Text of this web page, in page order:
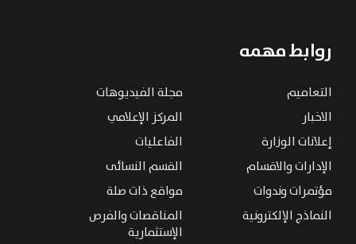
روابط مهمه
التعاميم
مجلة الفيديوهات
الاخبار
المركز الإعلامي
إعلانات الوزارة
الفاعليات
الإدارات والاقسام
القسم النسائى
مؤتمرات وندوات
مواقع ذات صلة
النماذج الإلكترونية
المناقصات والفرص
الإستثمارية